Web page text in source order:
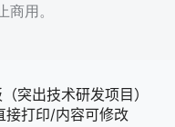
用。
突出技术研发项目）
接打印/内容可修改